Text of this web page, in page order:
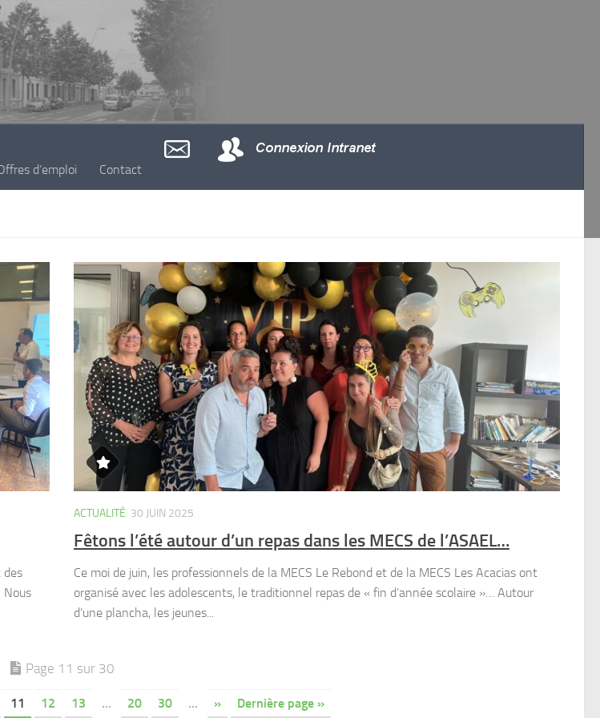
d’emploi Contact
des
Nous
ACTUALITÉ 30 JUIN 2025
Fêtons l’été autour d’un repas dans les MECS de l’ASAEL…
Ce moi de juin, les professionnels de la MECS Le Rebond et de la MECS Les Acacias ont
organisé avec les adolescents, le traditionnel repas de « fin d’année scolaire »… Autour
d’une plancha, les jeunes...
Page 11 sur 30
11 12 13 … 20 30 … » Dernière page »